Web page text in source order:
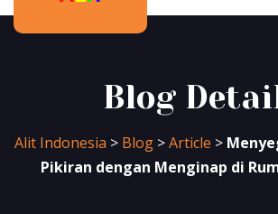
Blog
Alit Indonesia > Blog>Article >
Pikiran dengan Menginap di